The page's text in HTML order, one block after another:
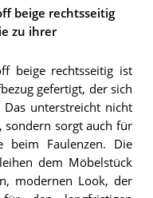
beige rechtsseitig
zu ihrer
beige rechtsseitig ist
gefertigt, der sich
unterstreicht nicht
sondern sorgt auch für
beim Faulenzen. Die
dem Möbelstück
modernen Look, der